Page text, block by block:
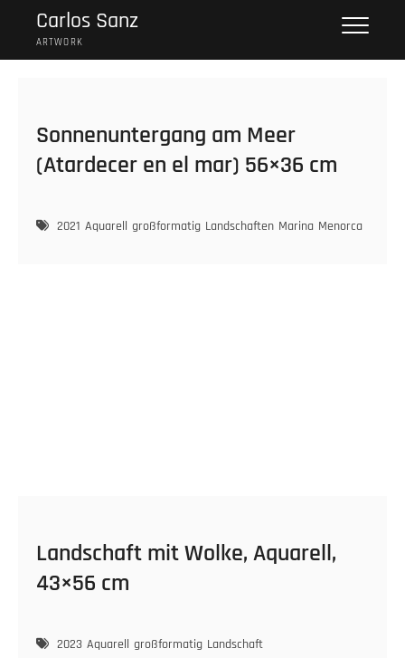
content
Carlos Sanz
ARTWORK
Sonnenuntergang am Meer
(Atardecer en el mar) 56×36 cm
2021 Aquarell großformatig Landschaften Marina Menorca
Landschaft mit Wolke, Aquarell,
43×56 cm
2023 Aquarell großformatig Landschaft